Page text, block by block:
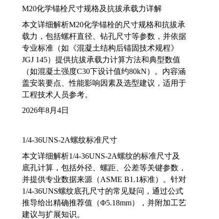
M20化学锚栓尺寸规格及抗拔承载力详解
本文详细解析M20化学锚栓的尺寸规格和抗拔承
载力，包括螺杆直径、钻孔尺寸等参数，并依据
专业标准（如《混凝土结构后锚固技术规程》
JGJ 145）提供抗拔承载力计算方法和典型数值
（如混凝土强度C30下设计值约80kN）。内容涵
盖安装要点、性能影响因素及选型建议，适用于
工程技术人员参考。
2026年8月4日
1/4-36UNS-2A螺纹标准尺寸
本文详细解析1/4-36UNS-2A螺纹的标准尺寸及
底孔计算，包括外径、螺距、公差等关键参数，
并提供专业数据来源（ASME B1.1标准）。针对
1/4-36UNS螺纹底孔尺寸的常见疑问，通过公式
推导给出精确推荐值（Φ5.18mm），并附加工艺
建议与扩展知识。